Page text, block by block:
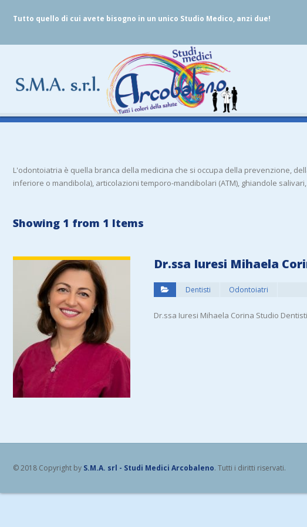
Tutto quello di cui avete bisogno in un unico Studio Medico, anzi due!
L'odontoiatria è quella branca della medicina che si occupa della prevenzione,
inferiore o mandibola), articolazioni temporo-mandibolari (ATM), ghiandole
Showing 1 from 1 Items
Dr.ssa Iuresi Mihaela
Dentisti Odontoiatri
Dr.ssa Iuresi Mihaela Corina Studio
© 2018 Copyright by S.M.A. srl - Studi Medici Arcobaleno. Tutti i diritti riservati.